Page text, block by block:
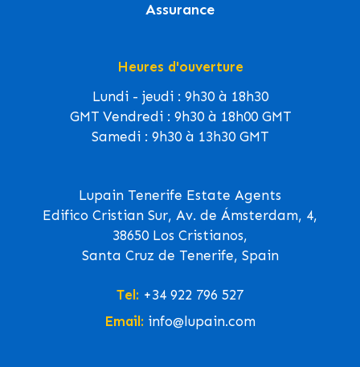
Assurance
Heures d'ouverture
Lundi - jeudi : 9h30 à 18h30
GMT Vendredi : 9h30 à 18h00 GMT
Samedi : 9h30 à 13h30 GMT
Lupain Tenerife Estate Agents
Edifico Cristian Sur, Av. de Ámsterdam, 4,
38650 Los Cristianos,
Santa Cruz de Tenerife, Spain
Tel: +34 922 796 527
Email: info@lupain.com